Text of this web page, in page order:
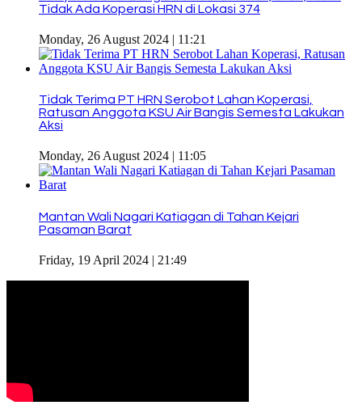
Tidak Ada Koperasi HRN di Lokasi 374
Monday, 26 August 2024 | 11:21
Tidak Terima PT HRN Serobot Lahan Koperasi,
Ratusan Anggota KSU Air Bangis Semesta Lakukan
Aksi
Monday, 26 August 2024 | 11:05
Mantan Wali Nagari Katiagan di Tahan Kejari
Pasaman Barat
Friday, 19 April 2024 | 21:49